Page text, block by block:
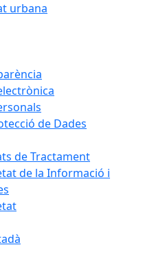
urbana
de Dades
de Tractament
de la Informació i